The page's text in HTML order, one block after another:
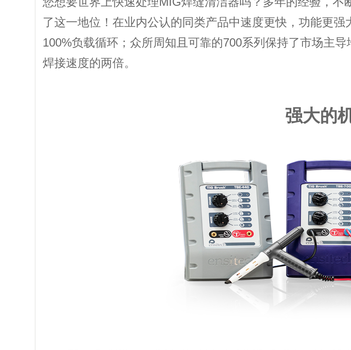
了这一地位！在业内公认的同类产品中速度更快，功能更
100%负载循环 ；众所周知且可靠的700系列保持了市场主
焊接速度的两倍。
强大的